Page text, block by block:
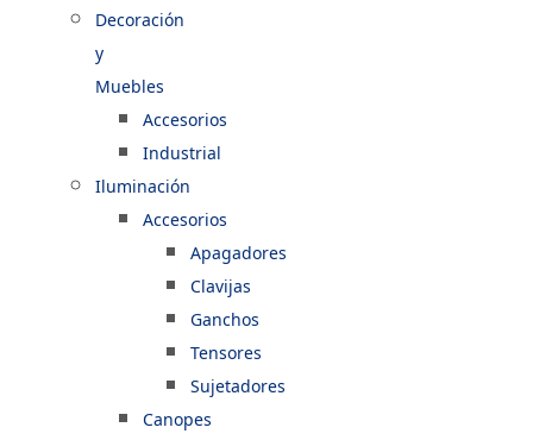
Decoración
y
Muebles
Accesorios
Industrial
Iluminación
Accesorios
Apagadores
Clavijas
Ganchos
Tensores
Sujetadores
Canopes